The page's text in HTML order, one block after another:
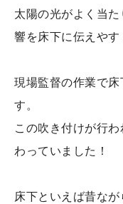
太陽の光がよく当
響を床下に伝えやす
現場監督の作業で
す。
この吹き付けが行
わっていました！
床下といえば昔な